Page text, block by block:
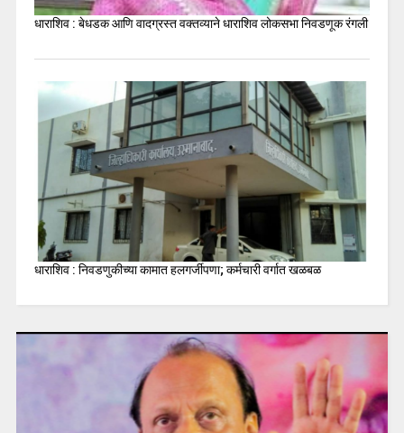
धाराशिव : बेधडक आणि वादग्रस्त वक्तव्याने धाराशिव लोकसभा निवडणूक रंगली
धाराशिव : निवडणुकीच्या कामात हलगर्जीपणा; कर्मचारी वर्गात खळबळ